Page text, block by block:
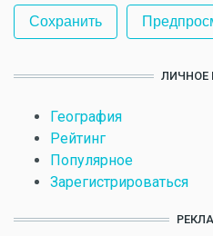
ЛИЧНОЕ
География
Рейтинг
Популярное
Зарегистрироваться